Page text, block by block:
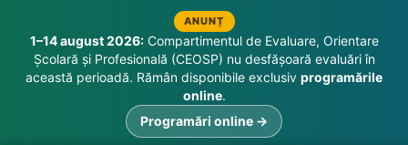
ANUNȚ
1–14 august 2026:Compartimentul de Evaluare, Orientare
Școlară și Profesională (CEOSP) nu desfășoară evaluări în
această perioadă. Rămân disponibile exclusiv programările
online.
Programări online →